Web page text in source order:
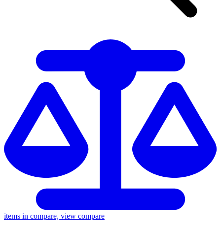
items in compare, view compare